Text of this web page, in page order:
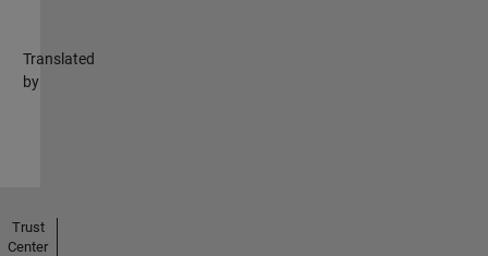
Translated
by
Trust
Center